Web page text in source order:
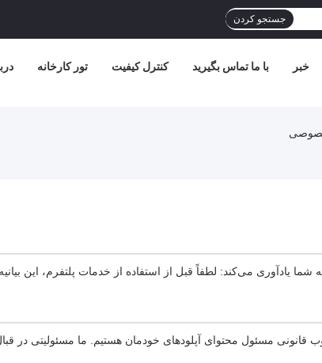
جستجو کردن
تور کارخانه کنترل کیفیت با ما تماس بگیرید خبر
شما یادآوری می‌کند: لطفاً قبل از استفاده از خدمات پلتفرم، این
قانونی مسئول محتوای آپلودهای خودمان هستیم. ما مسئولیتی در